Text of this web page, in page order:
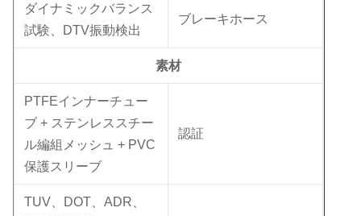
ダイナミックバランス
試験、DTV振動検出
ブレーキホース
素材
PTFEインナーチュー
ブ + ステンレススチー
ル編組メッシュ + PVC
保護スリーブ
認証
TUV、DOT、ADR、